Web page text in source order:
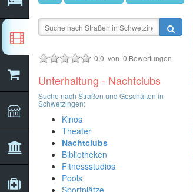
0,0 von 0 Bewertungen
Unterhaltung - Nachtclubs
Suche nach Straßen und Geschäften in
Schwetzingen:
Kinos
Theater
Nachtclubs
Bibliotheken
Fitnessstudios
Pools
Sportplätze